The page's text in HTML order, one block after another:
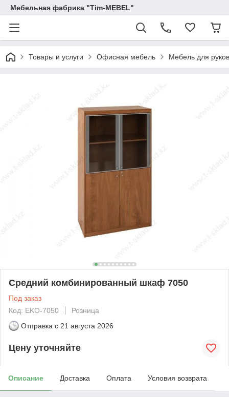
Мебельная фабрика "Tim-MEBEL"
Товары и услуги Офисная мебель Мебель для
Средний комбинированный шкаф 7050
Под заказ
Код: EKO-7050
Розница
Отправка с 21 августа 2026
Цену уточняйте
Описание Доставка Оплата Условия возврата